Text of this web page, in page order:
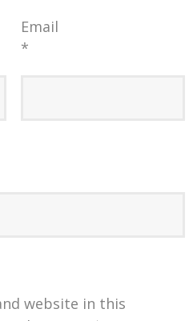
Email
*
website in this